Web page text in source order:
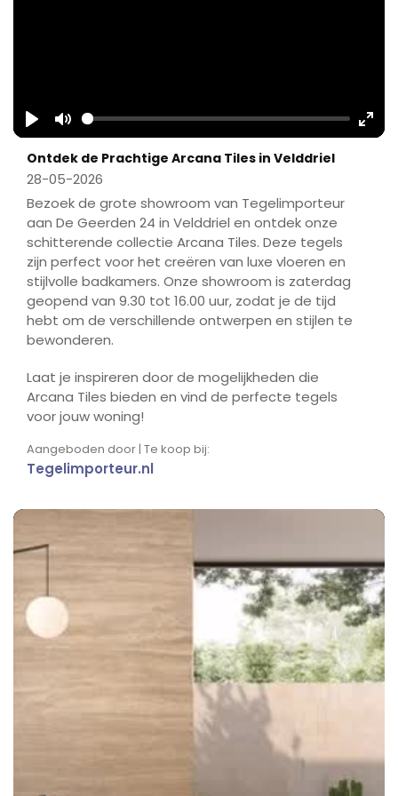
Play Mute
Ontdek de Prachtige Arcana Tiles in Velddriel
28-05-2026
Bezoek de grote showroom van Tegelimporteur
aan De Geerden 24 in Velddriel en ontdek onze
schitterende collectie Arcana Tiles. Deze tegels
zijn perfect voor het creëren van luxe vloeren en
stijlvolle badkamers. Onze showroom is zaterdag
geopend van 9.30 tot 16.00 uur, zodat je de tijd
hebt om de verschillende ontwerpen en stijlen te
bewonderen.
Laat je inspireren door de mogelijkheden die
Arcana Tiles bieden en vind de perfecte tegels
voor jouw woning!
Aangeboden door | Te koop bij:
Tegelimporteur.nl